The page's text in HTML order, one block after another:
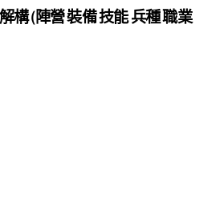
構 (陣營 裝備 技能 兵種 職業